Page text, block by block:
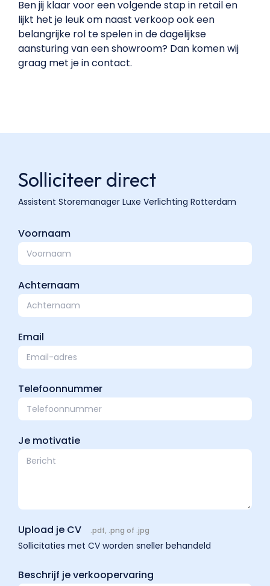
Ben jij klaar voor een volgende stap in retail en
lijkt het je leuk om naast verkoop ook een
belangrijke rol te spelen in de dagelijkse
aansturing van een showroom? Dan komen wij
graag met je in contact.
Solliciteer direct
Voornaam
Achternaam
Email
Telefoonnummer
Je motivatie
Upload je CV .pdf, .png of .jpg
Sollicitaties met CV worden sneller behandeld
Beschrijf je verkoopervaring